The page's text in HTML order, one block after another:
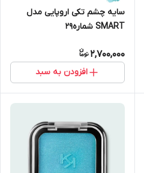
سایه چشم تکی اروپایی مدل
SMART شماره29
2,700,000
افزودن به سبد